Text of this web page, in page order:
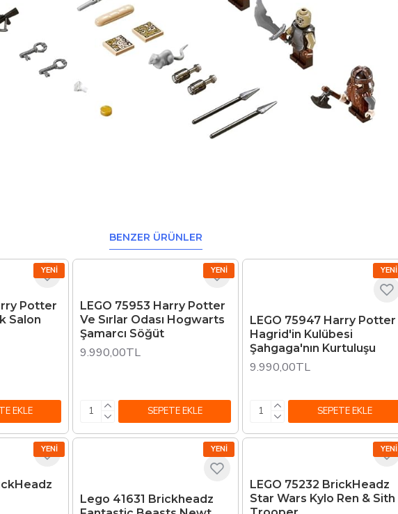
BENZER ÜRÜNLER
YENI
Potter
Salon
EKLE
YENI
LEGO 75953 Harry Potter
Ve Sırlar Odası Hogwarts
Şamarcı Söğüt
9.990,00TL
SEPETE EKLE
YENI
LEGO 75947 Harry Potter
Hagrid'in Kulübesi
Şahgaga'nın Kurtuluşu
9.990,00TL
SEPETE EKLE
YENI YENI
Lego 41631 Brickheadz
YENI
LEGO 75232 BrickHeadz
Star Wars Kylo Ren & Sith